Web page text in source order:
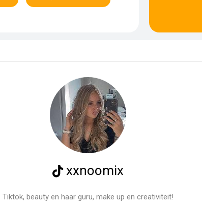
xxnoomix
Tiktok, beauty en haar guru, make up en creativiteit!